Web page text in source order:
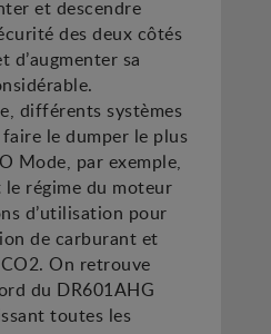
et descendre
des deux côtés
d’augmenter sa
différents systèmes
le dumper le plus
Mode, par exemple,
régime du moteur
d’utilisation pour
de carburant et
On retrouve
du DR601AHG
toutes les